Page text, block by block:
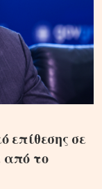
επίθεσης σε
από το